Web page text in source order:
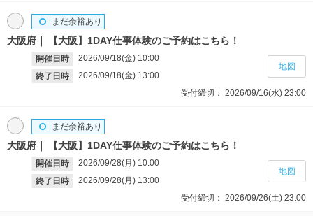
大阪府 【大阪】1DAY仕事体験のご予約はこちら！
開催日時 2026/09/18(金) 10:00
終了日時
2026/09/18(金) 13:00
まだ余裕あり
受付締切： 2026/09/16(水) 23:00
地図
大阪府 【大阪】1DAY仕事体験のご予約はこちら！
開催日時 2026/09/28(月) 10:00
終了日時
2026/09/28(月) 13:00
まだ余裕あり
受付締切： 2026/09/26(土) 23:00
地図